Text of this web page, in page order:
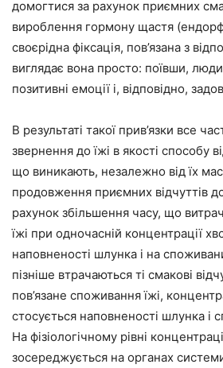
домогтися за рахунок приємних
вироблення гормону щастя
своєрідна фіксація, пов’язана з
виглядає вона просто: поївши,
позитивні емоції і, відповідно,
В результаті такої прив’язки все
звернення до їжі в якості способу
що виникають, незалежно від їх
продовження приємних відчуттів
рахунок збільшення часу, що
їжі при одночасній концентрації
наповненості шлунка і на
пізніше втрачаються ті смакові
пов’язане споживання їжі,
стосується наповненості шлунка і
На фізіологічному рівні
зосереджується на органах